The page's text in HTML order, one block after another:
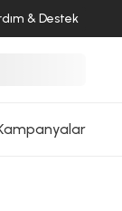
& Destek